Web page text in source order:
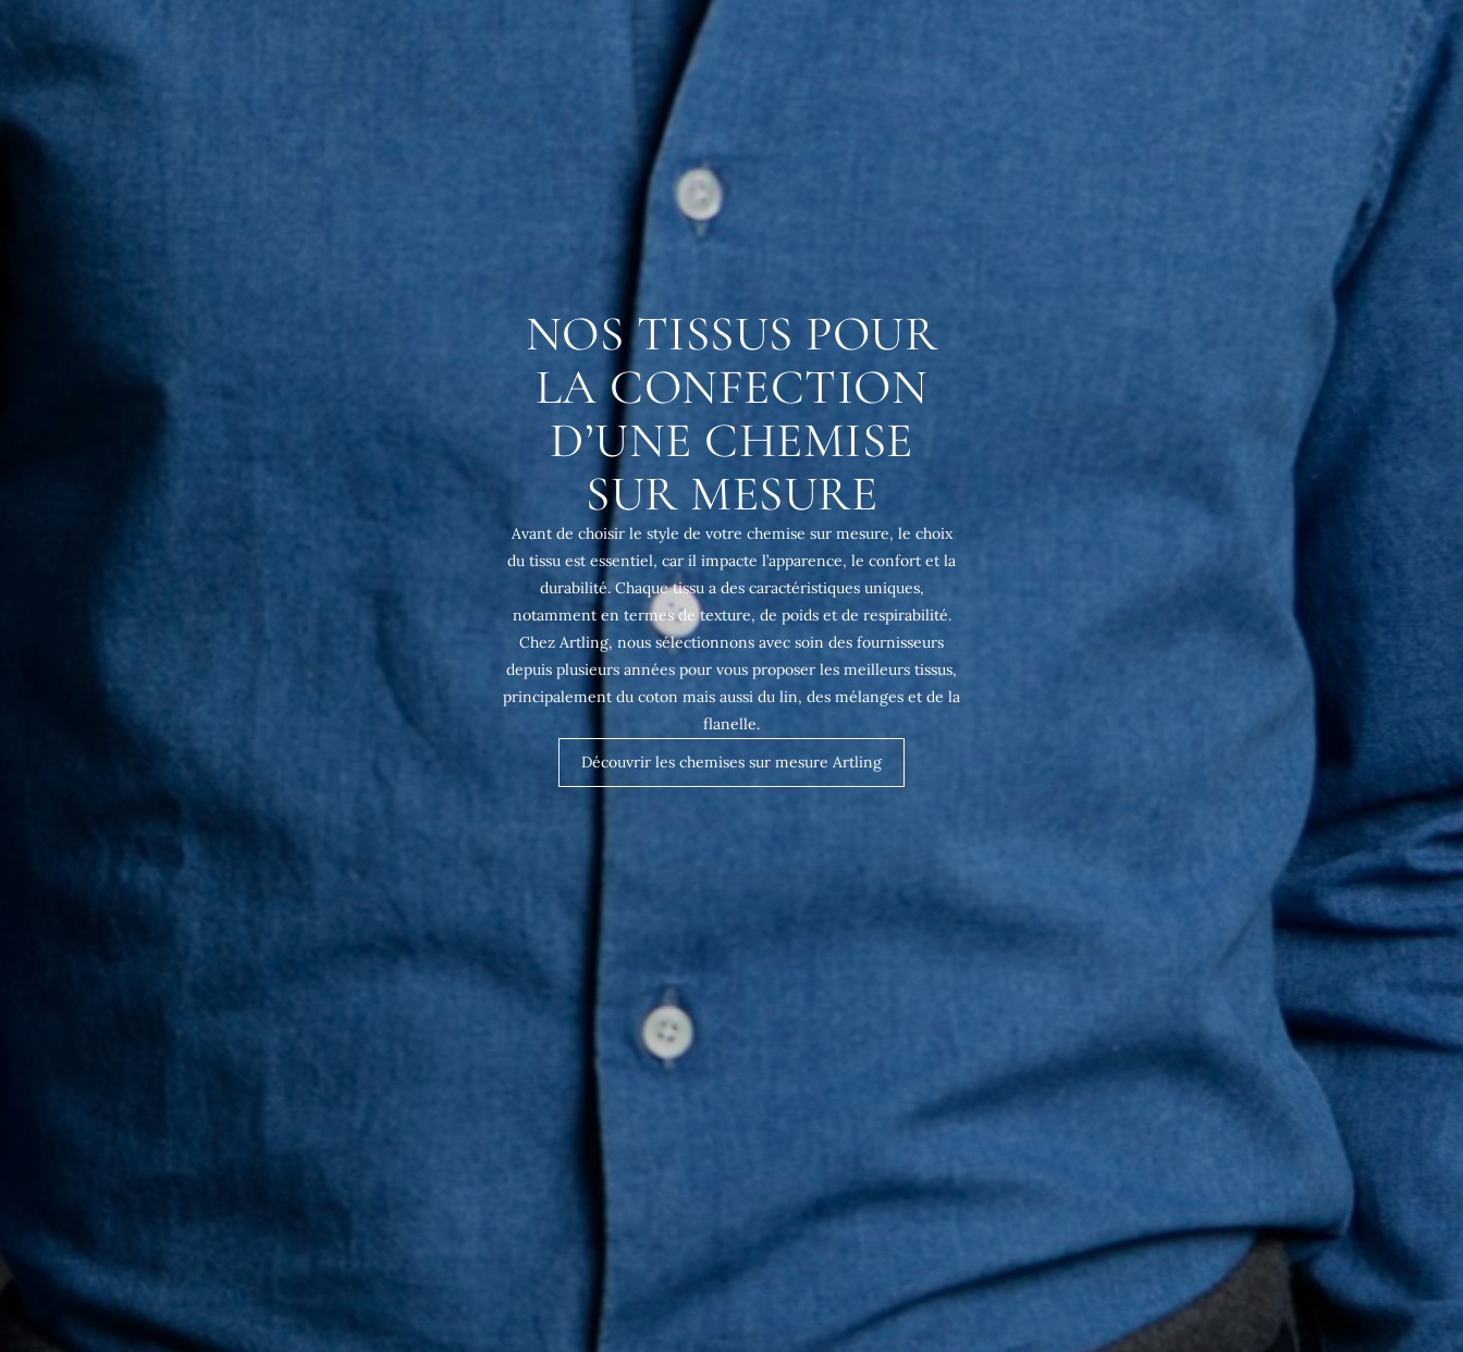
NOS TISSUS POUR
LA CONFECTION
D’UNE CHEMISE
SUR MESURE
Avant de choisir le style de votre chemise sur mesure, le choix
du tissu est essentiel, car il impacte l’apparence, le confort et la
durabilité. Chaque tissu a des caractéristiques uniques,
notamment en termes de texture, de poids et de respirabilité.
Chez Artling, nous sélectionnons avec soin des fournisseurs
depuis plusieurs années pour vous proposer les meilleurs tissus,
principalement du coton mais aussi du lin, des mélanges et de la
flanelle.
Découvrir les chemises sur mesure Artling